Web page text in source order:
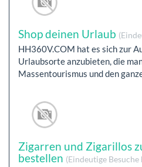
Shop deinen Urlaub
HH360V.COM hat es sich zur
Urlaubsorte anzubieten, die
Massentourismus und den
Zigarren und Zigarillos
bestellen (Eindeutige